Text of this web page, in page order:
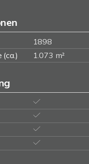
1898
1.073 m²